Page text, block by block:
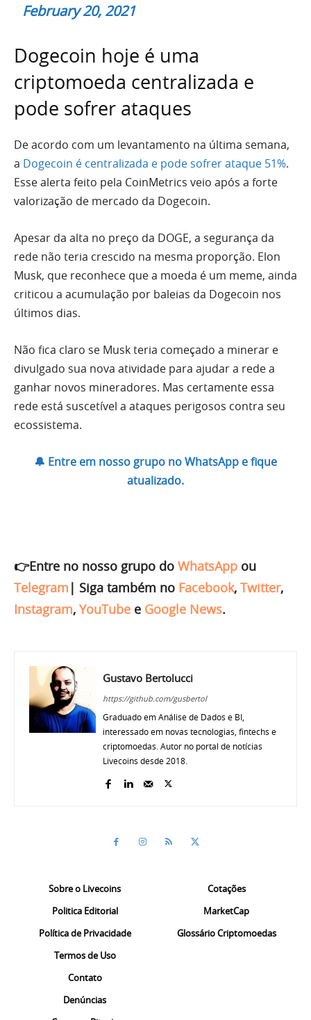
February 20, 2021
Dogecoin hoje é uma
criptomoeda centralizada e
pode sofrer ataques
De acordo com um levantamento na última semana,
a Dogecoin é centralizada e pode sofrer ataque 51%.
Esse alerta feito pela CoinMetrics veio após a forte
valorização de mercado da Dogecoin.
Apesar da alta no preço da DOGE, a segurança da
rede não teria crescido na mesma proporção. Elon
Musk, que reconhece que a moeda é um meme, ainda
criticou a acumulação por baleias da Dogecoin nos
últimos dias.
Não fica claro se Musk teria começado a minerar e
divulgado sua nova atividade para ajudar a rede a
ganhar novos mineradores. Mas certamente essa
rede está suscetível a ataques perigosos contra seu
ecossistema.
🔔 Entre em nosso grupo no WhatsApp e fique
atualizado.
👉Entre no nosso grupo do WhatsApp ou
Telegram | Siga também no Facebook, Twitter,
Instagram, YouTube e Google News.
Gustavo Bertolucci
https://github.com/gusbertol
Graduado em Análise de Dados e BI,
interessado em novas tecnologias, fintechs e
criptomoedas. Autor no portal de notícias
Livecoins desde 2018.
Sobre o Livecoins
Politica Editorial
Política de Privacidade
Termos de Uso
Contato
Denúncias
Cotações
MarketCap
Glossário Criptomoedas